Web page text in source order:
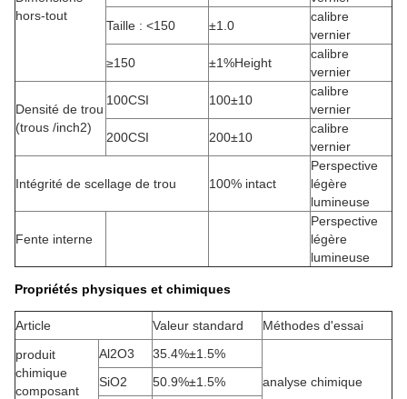
hors-tout
Taille : <150
±1.0
calibre
vernier
≥150
±1%Height
calibre
vernier
Densité de trou
(trous /inch2)
100CSI 100±10
calibre
vernier
200CSI
200±10
calibre
vernier
Intégrité de scellage de trou 100% intact
Perspective
légère
lumineuse
Fente interne
Perspective
légère
lumineuse
Propriétés physiques et chimiques
Article Valeur standard
Méthodes d'essai
produit
chimique
composant
Al2O3
35.4%±1.5%
analyse chimique
SiO2
50.9%±1.5%